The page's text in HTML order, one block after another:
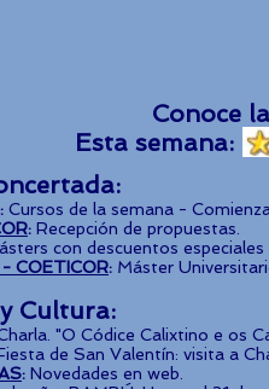
Conoce
Esta
: Cursos de la semana -
: Recepción de propuestas.
con descuentos especiales
COETICOR: Máster
Cultura:
"O Códice Calixtino e os
de San Valentín: visita a
: Novedades en web.